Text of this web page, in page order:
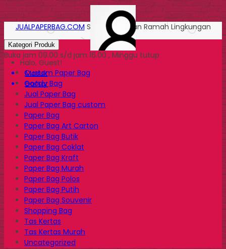
Halo, Guest!
Masuk
Daftar
JUALPAPERBAG.COM Solusi Kemasan Ramah Lingkungan
Kategori Produk
Buka jam 09.00 s/d jam 16.00 , Minggu tutup
Custom Paper Bag
Goody Bag
Jual Paper Bag
Jual Paper Bag custom
Paper Bag
Paper Bag Art Carton
Paper Bag Butik
Paper Bag Coklat
Paper Bag Kraft
Paper Bag Murah
Paper Bag Polos
Paper Bag Putih
Paper Bag Souvenir
Shopping Bag
Tas Kertas
Tas Kertas Murah
Uncategorized